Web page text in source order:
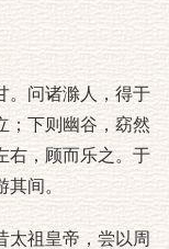
问诸滁人，得于
；下则幽谷，窈然
右，顾而乐之。于
其间。
祖皇帝，尝以周